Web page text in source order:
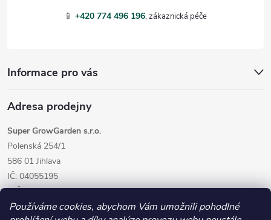
Používáme cookies, abychom Vám umožnili pohodlné
📱 +420 774 496 196
Informace pro vás
Adresa prodejny
Super GrowGarden s.r.o.
Polenská 254/1
586 01 Jihlava
IČ: 04055195
DIČ: CZ04055195